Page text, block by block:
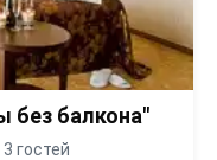
без балкона"
гостей